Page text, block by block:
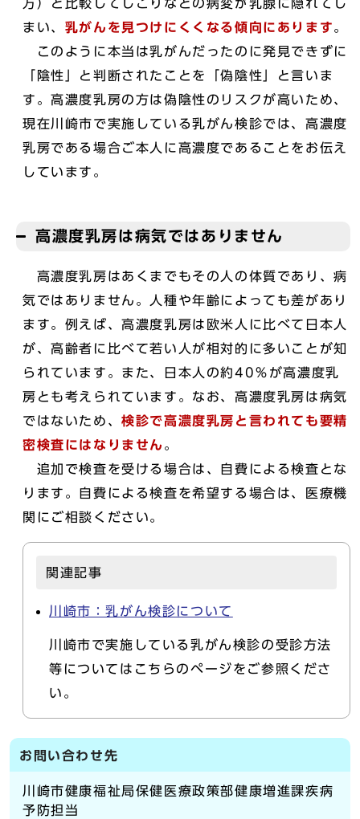
方）と比較してしこりなどの病変が乳腺に隠れてし
まい、 乳がんを見つけにくくなる傾向にあります。
このように本当は乳がんだったのに発見できずに
「陰性」と判断されたことを「偽陰性」と言いま
す。高濃度乳房の方は偽陰性のリスクが高いため、
現在川崎市で実施している乳がん検診では、高濃度
乳房である場合ご本人に高濃度であることをお伝え
しています。
高濃度乳房は病気ではありません
高濃度乳房はあくまでもその人の体質であり、病
気ではありません。人種や年齢によっても差があり
ます。例えば、高濃度乳房は欧米人に比べて日本人
が、高齢者に比べて若い人が相対的に多いことが知
られています。また、日本人の約40％が高濃度乳
房とも考えられています。なお、高濃度乳房は病気
ではないため、検診で高濃度乳房と言われても要精
密検査にはなりません 。
追加で検査を受ける場合は、自費による検査とな
ります。自費による検査を希望する場合は、医療機
関にご相談ください。
関連記事
川崎市：乳がん検診について
川崎市で実施している乳がん検診の受診方法
等についてはこちらのページをご参照くださ
い。
お問い合わせ先
川崎市健康福祉局保健医療政策部健康増進課疾病
予防担当